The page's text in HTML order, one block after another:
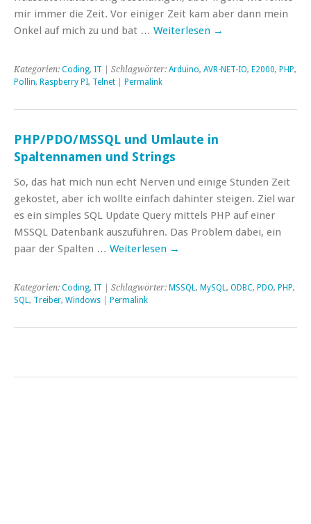
mir immer die Zeit. Vor einiger Zeit kam aber dann mein
Onkel auf mich zu und bat … Weiterlesen →
Kategorien: Coding, IT | Schlagwörter: Arduino, AVR-NET-IO, E2000, PHP,
Pollin, Raspberry PI, Telnet Permalink
PHP/PDO/MSSQL und Umlaute in
Spaltennamen und Strings
So, das hat mich nun echt Nerven und einige Stunden Zeit
gekostet, aber ich wollte einfach dahinter steigen. Ziel war
es ein simples SQL Update Query mittels PHP auf einer
MSSQL Datenbank auszuführen. Das Problem dabei, ein
paar der Spalten … Weiterlesen →
Kategorien: Coding, IT | Schlagwörter: MSSQL, MySQL, ODBC, PDO, PHP,
SQL, Treiber, Windows Permalink